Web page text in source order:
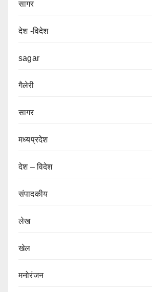
सागर
देश -विदेश
sagar
गैलेरी
सागर
मध्यप्रदेश
देश – विदेश
संपादकीय
लेख
खेल
मनोरंजन